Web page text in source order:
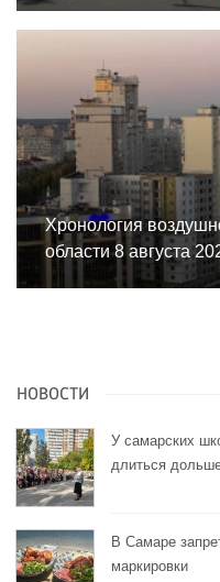
Хронология
области 8 августа
НОВОСТИ
У самарских
длиться
В Самаре
маркировки